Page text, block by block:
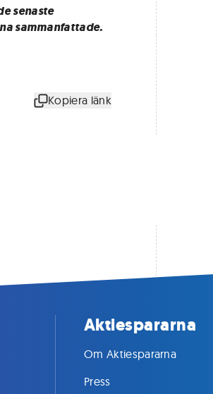
senaste
sammanfattade.
Kopiera länk
Aktiespararna
Om Aktiespararna
Press